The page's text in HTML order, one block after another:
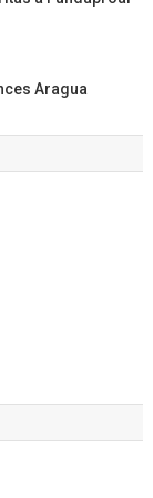
Aragua